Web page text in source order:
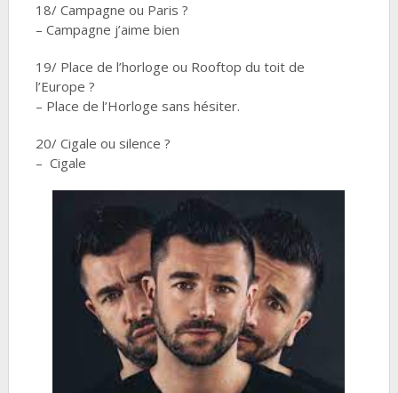
18/ Campagne ou Paris ?
– Campagne j’aime bien
19/ Place de l’horloge ou Rooftop du toit de
l’Europe ?
– Place de l’Horloge sans hésiter.
20/ Cigale ou silence ?
– Cigale